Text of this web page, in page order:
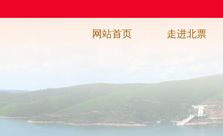
网站首页 走进北票